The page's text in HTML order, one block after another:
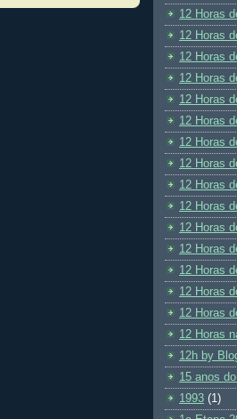
12 Horas
12 Horas
12 Horas
12 Horas
12 Horas
12 Horas
12 Horas
12 Horas
12 Horas
12 Horas
12 Horas
12 Horas
12 Horas
12 Horas
12 Horas
12 Horas
12h by
15 anos
1993 (1)